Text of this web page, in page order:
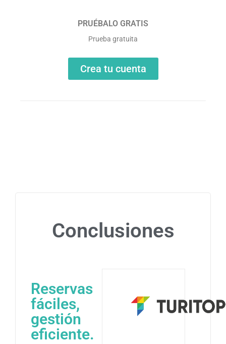
PRUÉBALO GRATIS
Prueba gratuita
Crea tu cuenta
Conclusiones
Reservas
fáciles,
gestión
eficiente.